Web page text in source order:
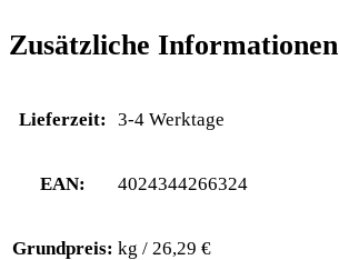
Zusätzliche Informationen
Lieferzeit: 3-4 Werktage
EAN: 4024344266324
Grundpreis: kg / 26,29 €